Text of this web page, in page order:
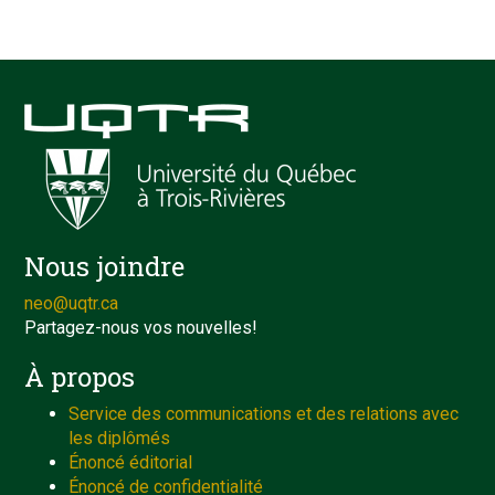
Nous joindre
neo@uqtr.ca
Partagez-nous vos nouvelles!
À propos
Service des communications et des relations avec
les diplômés
Énoncé éditorial
Énoncé de confidentialité